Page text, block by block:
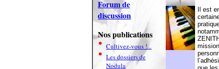
Forum de
discussion
Nos publications
Cultivez-vous !...
Les dossiers de
Nodula
Il est